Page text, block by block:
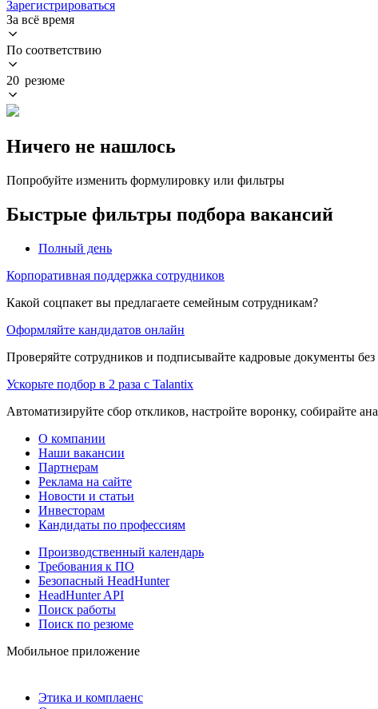
Зарегистрироваться
За всё время
По соответствию
20 резюме
Ничего не нашлось
Попробуйте изменить формулировку или фильтры
Быстрые фильтры подбора вакансий
Полный день
Корпоративная поддержка сотрудников
Какой соцпакет вы предлагаете семейным сотрудникам?
Оформляйте кандидатов онлайн
Проверяйте сотрудников и подписывайте кадровые документы
Ускорьте подбор в 2 раза с Talantix
Автоматизируйте сбор откликов, настройте воронку, собирайте
О компании
Наши вакансии
Партнерам
Реклама на сайте
Новости и статьи
Инвесторам
Кандидаты по профессиям
Производственный календарь
Требования к ПО
Безопасный HeadHunter
HeadHunter API
Поиск работы
Поиск по резюме
Мобильное приложение
Этика и комплаенс